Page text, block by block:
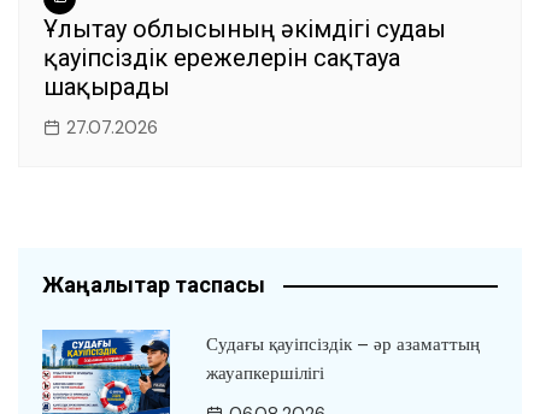
Ұлытау облысының әкімдігі судағы
қауіпсіздік ережелерін сақтауға
шақырады
27.07.2026
Жаңалықтар таспасы
Судағы қауіпсіздік – әр азаматтың
жауапкершілігі